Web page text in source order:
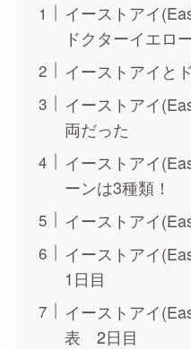
イーストアイ
ドクターイエロ
イーストアイと
イーストアイ
両だった
イーストアイ
ーンは3種類！
イーストアイ
イーストアイ
1日目
イーストアイ
表 2日目